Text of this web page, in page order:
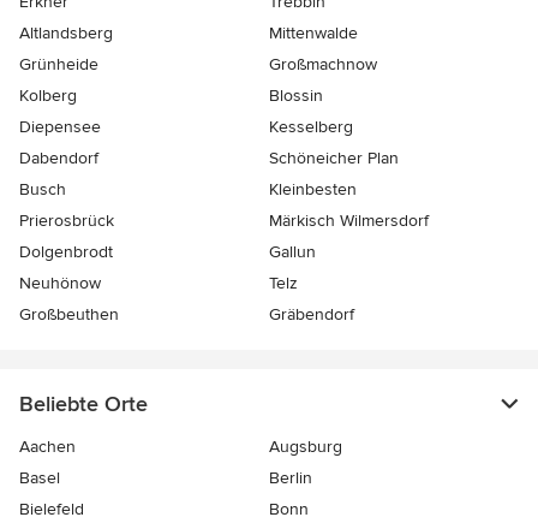
Altlandsberg
Mittenwalde
Grünheide
Großmachnow
Kolberg
Blossin
Diepensee
Kesselberg
Dabendorf
Schöneicher Plan
Busch
Kleinbesten
Prierosbrück
Märkisch Wilmersdorf
Dolgenbrodt
Gallun
Neuhönow
Telz
Großbeuthen
Gräbendorf
Beliebte Orte
Aachen
Augsburg
Basel
Berlin
Bielefeld
Bonn